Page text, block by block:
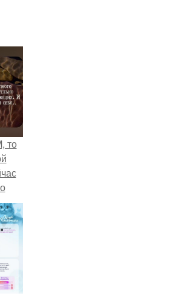
то
в